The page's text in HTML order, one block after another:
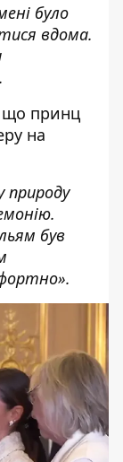
було
вдома.
що принц
на
природу
був